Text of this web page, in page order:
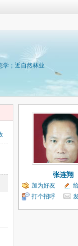
学；近自然林业
张连翔
加为好友
打个招呼